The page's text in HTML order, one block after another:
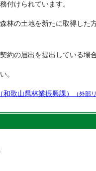
付けられています。
林の土地を新たに取得した
約の届出を提出している場
。
歌山県林業振興課） （外部